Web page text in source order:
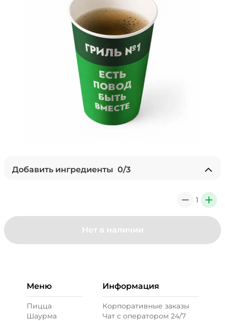
Добавить ингредиенты 0/3
0 ₽
0 ₽
1 +
Нет в наличии
Меню
Пицца
Шаурма
Информация
Корпоративные заказы
Чат с оператором 24/7